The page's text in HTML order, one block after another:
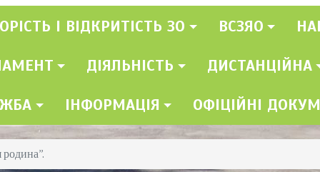
І ВІДКРИТІСТЬ ЗО ВСЗЯО
ДІЯЛЬНІСТЬ ДИСТАНЦІЙНА
ІНФОРМАЦІЯ ОФІЦІЙНІ